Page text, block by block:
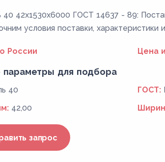
40 42x1530x6000 ГОСТ 14637 - 89:
условия поставки, характеристики
России Цена
для подбора
40 ГОСТ:
42,00
запрос